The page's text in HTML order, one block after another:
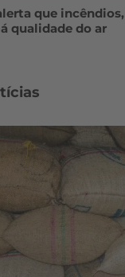
que
qualidade do ar